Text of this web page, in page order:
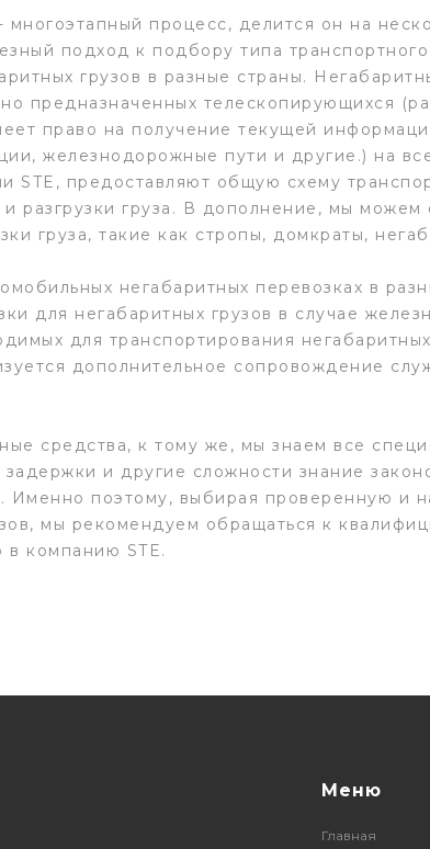
процесс, делится он на
подход к подбору типа
грузов в разные страны.
предназначенных телескопирующихся
право на получение текущей
железнодорожные пути и другие.) на
предоставляют общую схему
разгрузки груза. В дополнение, мы можем
груза, такие как стропы, домкраты,
негабаритных перевозках в
для негабаритных грузов в случае
для транспортирования
дополнительное сопровождение
средства, к тому же, мы знаем все
и другие сложности знание
Именно поэтому, выбирая проверенную и
мы рекомендуем обращаться к
компанию STE.
Меню
Главная